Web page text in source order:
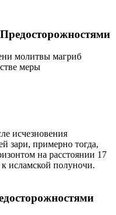
молитвы магриб
меры
исчезновения
зари, примерно тогда,
на расстоянии 17
исламской полуночи.